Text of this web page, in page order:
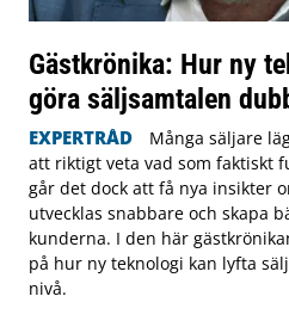
Gästkrönika: Hur ny
göra säljsamtalen
EXPERTRÅD
Många säljare
att riktigt veta vad som faktiskt
går det dock att få nya insikter
utvecklas snabbare och skapa
kunderna. I den här
på hur ny teknologi kan lyfta
nivå.